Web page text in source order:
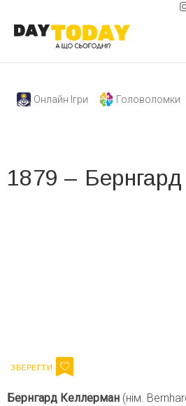
Онлайн Ігри Головоломки
1879 –
Бернгард Келлерман (нім.